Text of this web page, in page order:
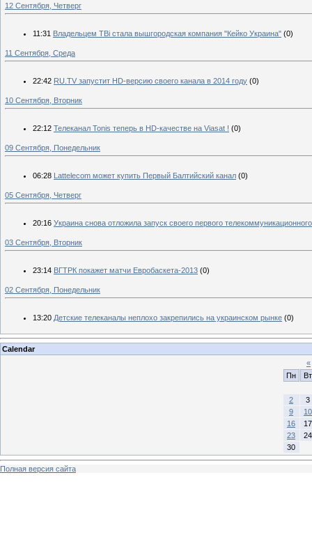
12 Сентября, Четверг
11:31 Владельцем ТВi стала вышгородская компания "Кейко Украина" (0)
11 Сентября, Среда
22:42 RU.TV запустит HD-версию своего канала в 2014 году (0)
10 Сентября, Вторник
22:12 Телеканал Tonis теперь в HD-качестве на Viasat ! (0)
09 Сентября, Понедельник
06:28 Lattelecom может купить Первый Балтийский канал (0)
05 Сентября, Четверг
20:16 Украина снова отложила запуск своего первого
03 Сентября, Вторник
23:14 ВГТРК покажет матчи Евробаскета-2013 (0)
02 Сентября, Понедельник
13:20 Детские телеканалы неплохо закрепились на украинском рынке (0)
Calendar
«
Пн
Вт
2
3
9
10
16
17
23
24
30
Полная версия сайта